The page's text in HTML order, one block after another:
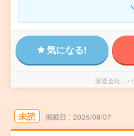
気になる!
派遣会社
未読 掲載日 2026/08/07